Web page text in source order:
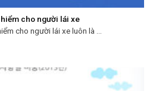
hiểm cho người lái xe
cho người lái xe luôn là ...